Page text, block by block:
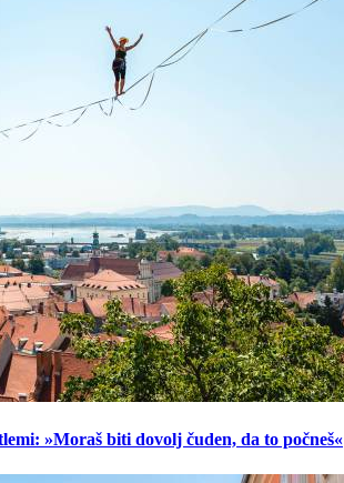
»Moraš biti dovolj čuden, da to počneš«